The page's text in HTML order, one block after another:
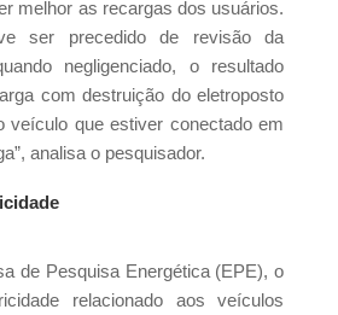
melhor as recargas dos usuários.
ser precedido de revisão da
negligenciado, o resultado
com destruição do eletroposto
veículo que estiver conectado em
analisa o pesquisador.
de Pesquisa Energética (EPE), o
relacionado aos veículos